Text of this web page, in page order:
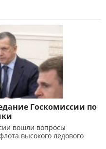
Госкомиссии по
вошли вопросы
высокого ледового